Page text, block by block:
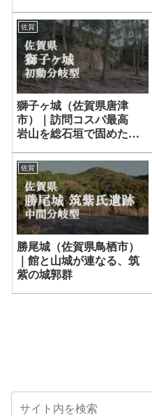
佐賀
獅子ヶ城（佐賀県唐津
市）｜訪問コスパ最高
岩山を総石垣で固めた岩
佐賀
勝尾城（佐賀県鳥栖市）
｜館と山城が連なる、筑
紫の城郭群